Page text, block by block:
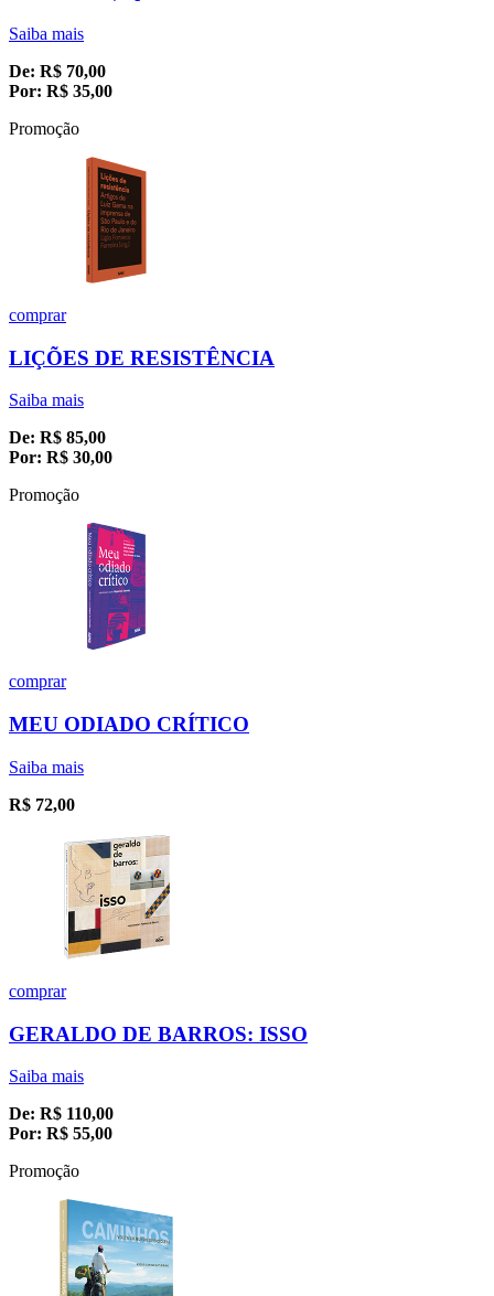
Saiba mais
De: R$ 70,00
Por: R$ 35,00
Promoção
comprar
LIÇÕES DE RESISTÊNCIA
Saiba mais
De: R$ 85,00
Por: R$ 30,00
Promoção
comprar
MEU ODIADO CRÍTICO
Saiba mais
R$ 72,00
comprar
GERALDO DE BARROS: ISSO
Saiba mais
De: R$ 110,00
Por: R$ 55,00
Promoção